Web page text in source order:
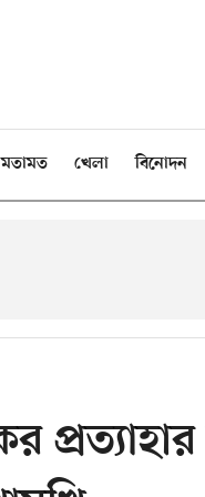
মতামত খেলা বিনোদন